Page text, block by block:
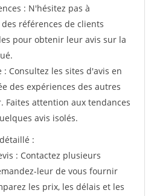
: N'hésitez pas à
références de clients
pour obtenir leur avis sur la
: Consultez les sites d'avis en
des expériences des autres
Faites attention aux tendances
avis isolés.
:
: Contactez plusieurs
leur de vous fournir
les prix, les délais et les